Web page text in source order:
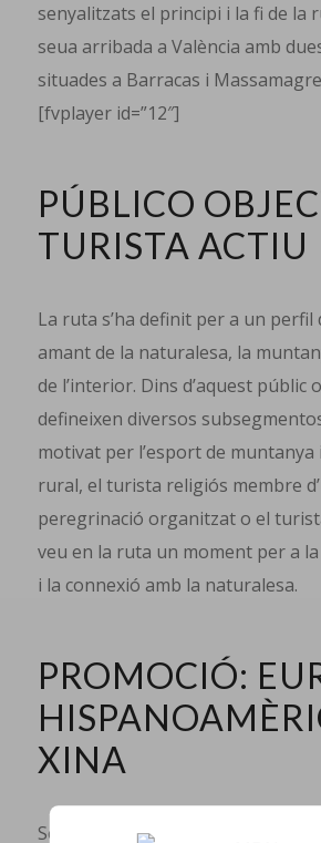
senyalitzats el principi i la fi de la
seua arribada a València amb
situades a Barracas i
[fvplayer id=”12″]
PÚBLICO
TURISTA ACTIU
La ruta s’ha definit per a un
amant de la naturalesa, la
de l’interior. Dins d’aquest públic
defineixen diversos
motivat per l’esport de
rural, el turista religiós membre
peregrinació organitzat o el
veu en la ruta un moment per a
i la connexió amb la naturalesa.
PROMOCIÓ:
XINA
Segons Fina Doménech, a tot el